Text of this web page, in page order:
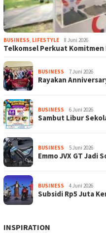
BUSINESS, LIFESTYLE 8 Juni 2026
Telkomsel Perkuat
BUSINESS 7 Juni 2026
Rayakan
BUSINESS 6 Juni 2026
Sambut Libur
BUSINESS 5 Juni 2026
Emmo JVX GT
BUSINESS 4 Juni 2026
Subsidi Rp5 Juta
INSPIRATION